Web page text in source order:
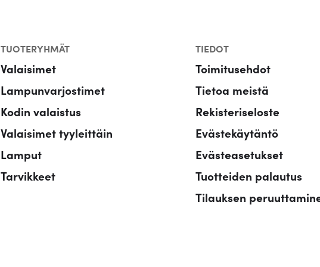
TUOTERYHMÄT
Valaisimet
Lampunvarjostimet
Kodin valaistus
Valaisimet tyyleittäin
Lamput
Tarvikkeet
TIEDOT
Toimitusehdot
Tietoa meistä
Rekisteriseloste
Evästekäytäntö
Evästeasetukset
Tuotteiden palautus
Tilauksen